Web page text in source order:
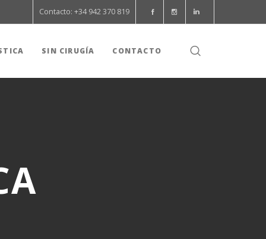
Contacto: +34 942 370 819
SIN CIRUGÍA CONTACTO